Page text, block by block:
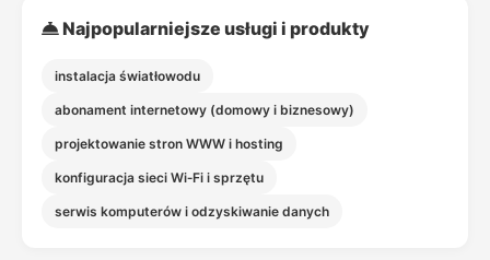
Najpopularniejsze usługi i produkty
instalacja światłowodu
abonament internetowy (domowy i biznesowy)
projektowanie stron WWW i hosting
konfiguracja sieci Wi‑Fi i sprzętu
serwis komputerów i odzyskiwanie danych